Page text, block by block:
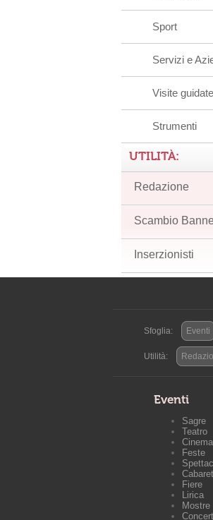
Sport
Servizi e
Visite guidate
Strumenti
UTILITÀ:
Redazione
Scambio
Inserzionisti
Sfoglia: Eventi
Utilità:
Eventi
Sagre
Teatro
Cinema
Feste
Cabaret
Fiere
Lirica
Mostre